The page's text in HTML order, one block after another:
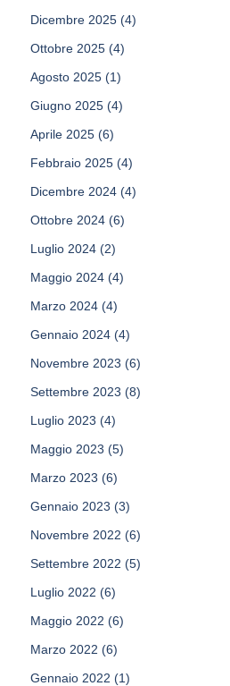
Dicembre 2025 (4)
Ottobre 2025 (4)
Agosto 2025 (1)
Giugno 2025 (4)
Aprile 2025 (6)
Febbraio 2025 (4)
Dicembre 2024 (4)
Ottobre 2024 (6)
Luglio 2024 (2)
Maggio 2024 (4)
Marzo 2024 (4)
Gennaio 2024 (4)
Novembre 2023 (6)
Settembre 2023 (8)
Luglio 2023 (4)
Maggio 2023 (5)
Marzo 2023 (6)
Gennaio 2023 (3)
Novembre 2022 (6)
Settembre 2022 (5)
Luglio 2022 (6)
Maggio 2022 (6)
Marzo 2022 (6)
Gennaio 2022 (1)